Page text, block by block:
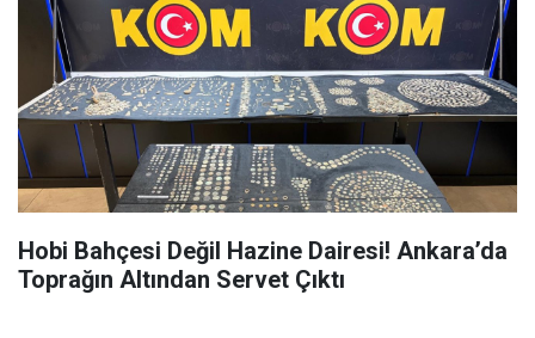
Hobi Bahçesi Değil Hazine Dairesi! Ankara’da
Toprağın Altından Servet Çıktı